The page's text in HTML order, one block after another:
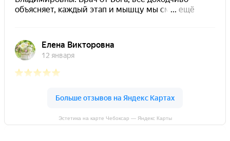
Эстетика на карте Чебоксар — Яндекс Карты